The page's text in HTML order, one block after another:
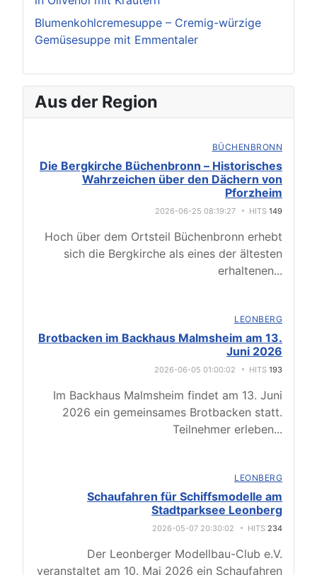
Blumenkohlcremesuppe – Cremig-würzige
Gemüsesuppe mit Emmentaler
Aus der Region
BÜCHENBRONN
Die Bergkirche Büchenbronn – Historisches
Wahrzeichen über den Dächern von
Pforzheim
2026-06-25 08:19:27 HITS 149
Hoch über dem Ortsteil Büchenbronn erhebt
sich die Bergkirche als eines der ältesten
erhaltenen...
LEONBERG
Brotbacken im Backhaus Malmsheim am 13.
Juni 2026
2026-06-05 01:00:02 HITS 193
Im Backhaus Malmsheim findet am 13. Juni
2026 ein gemeinsames Brotbacken statt.
Teilnehmer erleben...
LEONBERG
Schaufahren für Schiffsmodelle am
Stadtparksee Leonberg
2026-05-07 20:30:02 HITS 234
Der Leonberger Modellbau-Club e.V.
veranstaltet am 10. Mai 2026 ein Schaufahren